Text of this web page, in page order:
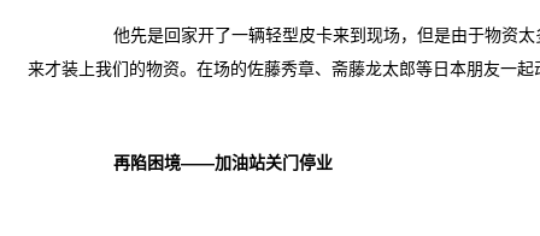
他先是回家开了一辆轻型皮卡来到现场，但是由于物资
来才装上我们的物资。在场的佐藤秀章、斋藤龙太郎等日本朋友一
再陷困境——加油站关门停业